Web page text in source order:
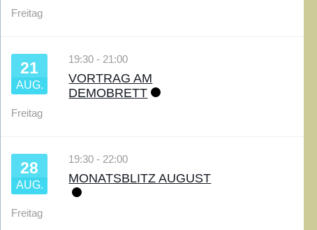
Freitag
21
AUG.
19:30 - 21:00
VORTRAG AM
DEMOBRETT
Freitag
28
AUG.
19:30 - 22:00
MONATSBLITZ AUGUST
Freitag